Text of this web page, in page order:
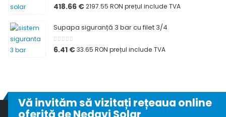
0out of 5
418.66 €2197.55 RON prețul include TVA
Supapa siguranță 3 bar cu filet 3/4
0out of 5
6.41 €33.65 RON prețul include TVA
Vă invităm să vizitați rețeaua online